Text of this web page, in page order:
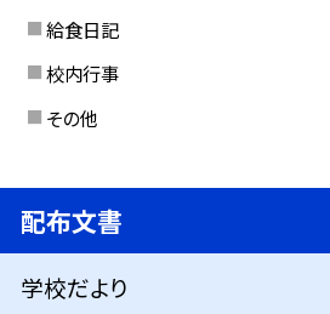
給食日記
校内行事
その他
配布文書
学校だより